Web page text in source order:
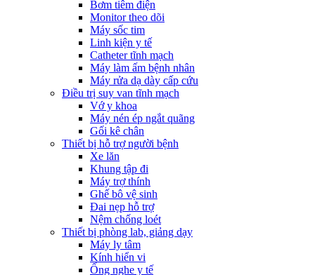
Bơm tiêm điện
Monitor theo dõi
Máy sốc tim
Linh kiện y tế
Catheter tĩnh mạch
Máy làm ấm bệnh nhân
Máy rửa dạ dày cấp cứu
Điều trị suy van tĩnh mạch
Vớ y khoa
Máy nén ép ngắt quãng
Gối kê chân
Thiết bị hỗ trợ người bệnh
Xe lăn
Khung tập đi
Máy trợ thính
Ghế bô vệ sinh
Đai nẹp hỗ trợ
Nệm chống loét
Thiết bị phòng lab, giảng dạy
Máy ly tâm
Kính hiển vi
Ống nghe y tế